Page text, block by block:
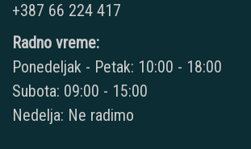
+387 66 224 417
Radno vreme:
Ponedeljak - Petak: 10:00 - 18:00
Subota: 09:00 - 15:00
Nedelja: Ne radimo